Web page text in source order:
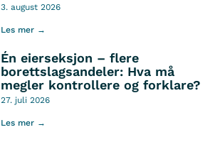
3. august 2026
Les mer →
Én eierseksjon – flere
borettslagsandeler: Hva må
megler kontrollere og forklare?
27. juli 2026
Les mer →